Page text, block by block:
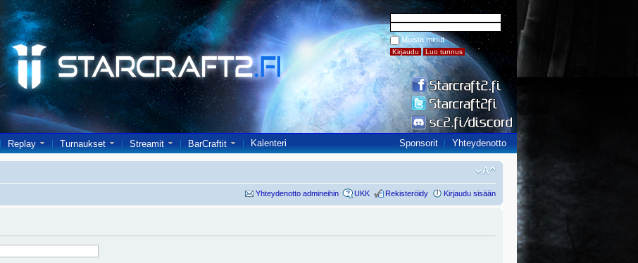
Muista minut
Replay Turnaukset Streamit BarCraftit Kalenteri Sponsorit Yhteydenotto
Yhteydenotto admineihin UKK Rekisteröidy Kirjaudu sisään